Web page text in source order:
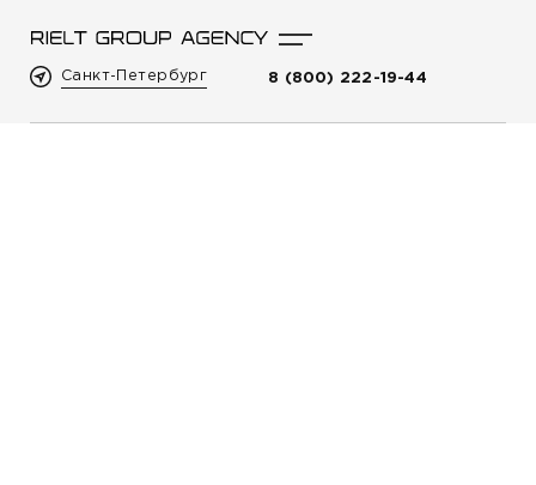
Санкт-Петербург 8 (800) 222-19-44